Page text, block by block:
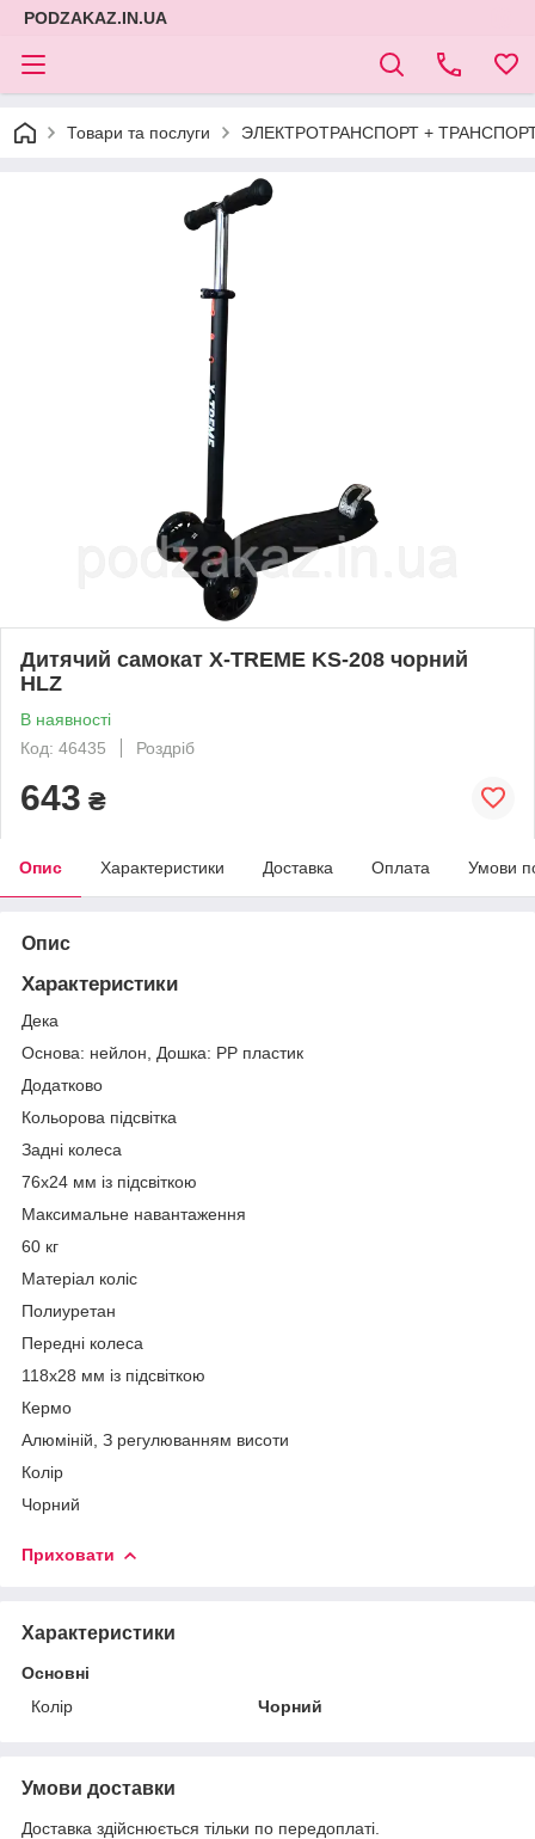
PODZAKAZ.IN.UA
Товари та послуги ЭЛЕКТРОТРАНСПОРТ + ТРАНСПОРТ
Дитячий самокат X-TREME KS-208 чорний
HLZ
В наявності
Код: 46435
Роздріб
643 ₴
Опис Характеристики Доставка Оплата Умови
Опис
Характеристики
Дека
Основа: нейлон, Дошка: PP пластик
Додатково
Кольорова підсвітка
Задні колеса
76х24 мм із підсвіткою
Максимальне навантаження
60 кг
Матеріал коліс
Полиуретан
Передні колеса
118х28 мм із підсвіткою
Кермо
Алюміній, З регулюванням висоти
Колір
Чорний
Приховати
Характеристики
Основні
Колір
Чорний
Умови доставки
Доставка здійснюється тільки по передоплаті.